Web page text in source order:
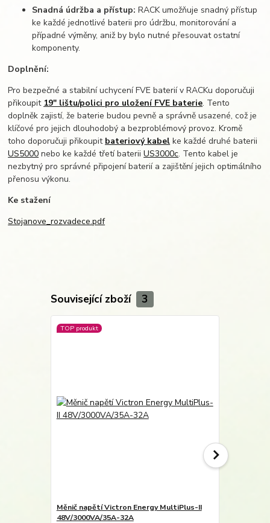
Snadná údržba a přístup: RACK umožňuje snadný přístup
ke každé jednotlivé baterii pro údržbu, monitorování a
případné výměny, aniž by bylo nutné přesouvat ostatní
komponenty.
Doplnění:
Pro bezpečné a stabilní uchycení FVE baterií v RACKu doporučuji
přikoupit 19" lištu/polici pro uložení FVE baterie. Tento
doplněk zajistí, že baterie budou pevně a správně usazené, což je
klíčové pro jejich dlouhodobý a bezproblémový provoz. Kromě
toho doporučuji přikoupit bateriový kabel ke každé druhé baterii
US5000 nebo ke každé třetí bateriiUS3000c. Tento kabel je
nezbytný pro správné připojení baterií a zajištění jejich optimálního
přenosu výkonu.
Ke stažení
Stojanove_rozvadece.pdf
Související zboží 3
TOP produkt
Měnič napětí Victron Energy MultiPlus-II
48V/3000VA/35A-32A